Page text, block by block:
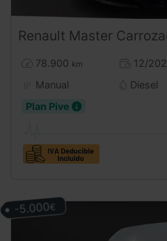
Renault Master Carrozado Lonas
78.900 km
12/
Manual
Diesel
Plan Pive
-5.000€